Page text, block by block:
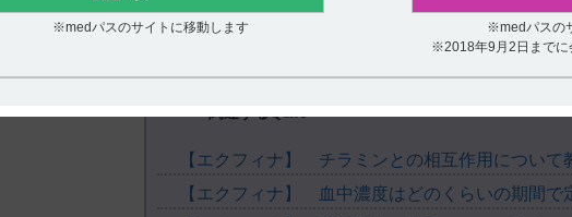
※medパスのサイトに移動します
※medパスの
※2018年9月2日までに
関連するQ&A
【エクフィナ】 チラミンとの相互作用について
【エクフィナ】 血中濃度はどのくらいの期間で